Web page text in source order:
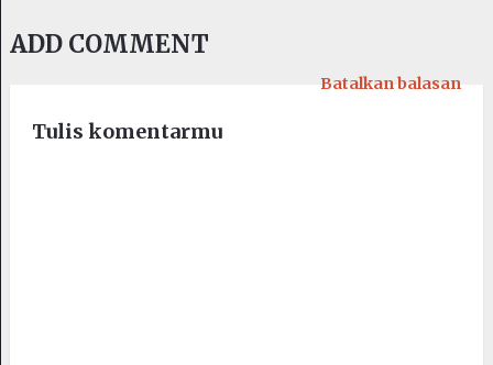
ADD COMMENT
Tulis komentarmu
Batalkan balasan